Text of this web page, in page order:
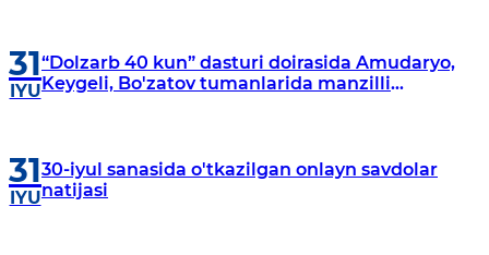
31
IYU
“Dolzarb 40 kun” dasturi doirasida Amudaryo,
Keygeli, Bo'zatov tumanlarida manzilli
31
IYU
30-iyul sanasida o'tkazilgan onlayn savdolar
natijasi